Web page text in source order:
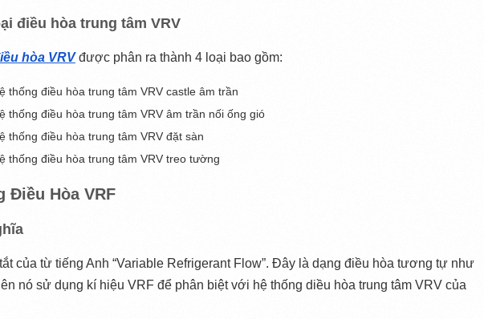
điều hòa trung tâm VRV
hòa VRV được phân ra thành 4 loại bao gồm:
thống điều hòa trung tâm VRV castle âm trần
thống điều hòa trung tâm VRV âm trần nối ống gió
thống điều hòa trung tâm VRV đặt sàn
thống điều hòa trung tâm VRV treo tường
Điều Hòa VRF
của từ tiếng Anh “Variable Refrigerant Flow”. Đây là dạng điều hòa tương tự như
nó sử dụng kí hiệu VRF để phân biệt với hệ thống diều hòa trung tâm VRV của